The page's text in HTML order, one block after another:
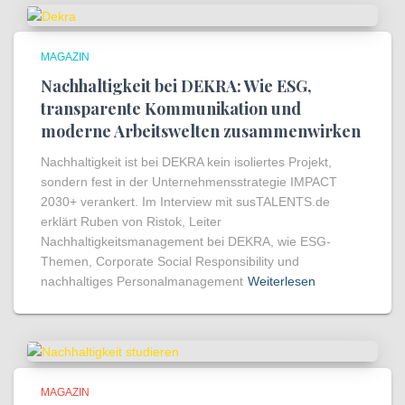
MAGAZIN
Nachhaltigkeit bei DEKRA: Wie ESG,
transparente Kommunikation und
moderne Arbeitswelten zusammenwirken
Nachhaltigkeit ist bei DEKRA kein isoliertes Projekt,
sondern fest in der Unternehmensstrategie IMPACT
2030+ verankert. Im Interview mit susTALENTS.de
erklärt Ruben von Ristok, Leiter
Nachhaltigkeitsmanagement bei DEKRA, wie ESG-
Themen, Corporate Social Responsibility und
nachhaltiges Personalmanagement Weiterlesen
MAGAZIN